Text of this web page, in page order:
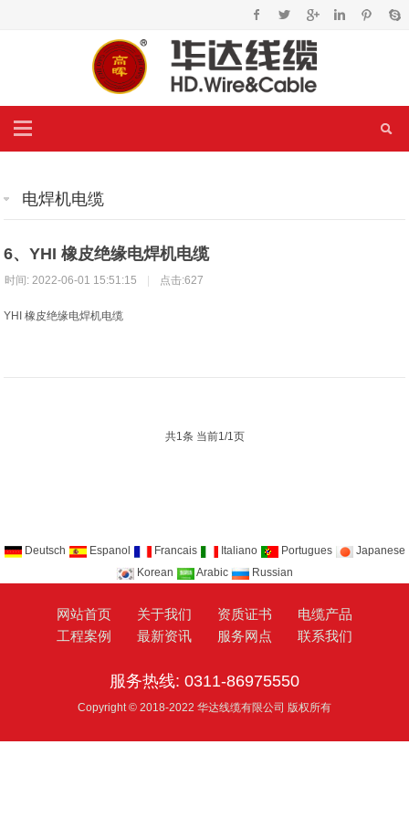
电焊机电缆
6、YHI 橡皮绝缘电焊机电缆
间: 2022-06-01 15:51:15 点击:627
YHI 橡皮绝缘电焊机电缆
共1条 当前1/1页
Deutsch Espanol Francais Italiano Portugues
Japanese
Korean
Arabic Russian
网站首页 关于我们 资质证书
电缆产品
工程案例
最新资讯 服务网点 联系我们
服务热线: 0311-86975550
Copyright © 2018-2022 华达线缆有限公司 版权所有